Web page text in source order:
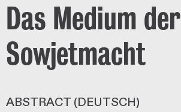
Das Medium der
Sowjetmacht
ABSTRACT (DEUTSCH)